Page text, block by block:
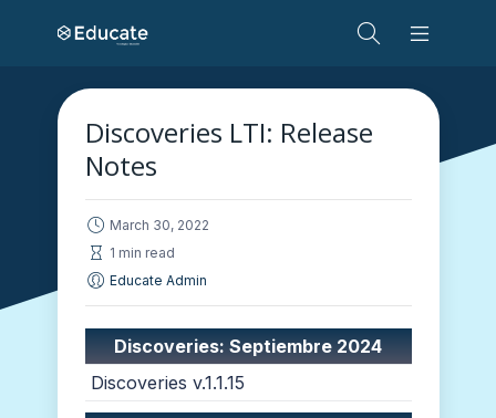
Discoveries LTI: Release
Notes
March 30, 2022
1 min read
Educate Admin
Discoveries: Septiembre 2024
Discoveries v.1.1.15